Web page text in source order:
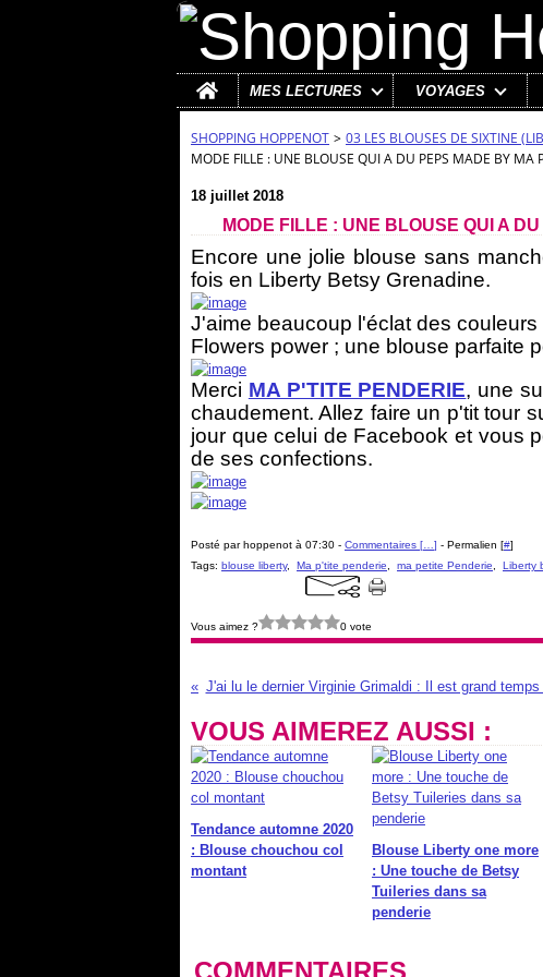
Home
MES LECTURES VOYAGES
SHOPPING HOPPENOT > 03 LES BLOUSES DE SIXTINE
MODE FILLE : UNE BLOUSE QUI A DU PEPS MADE BY MA
18 juillet 2018
MODE FILLE : UNE BLOUSE QUI A
Encore une jolie blouse sans
fois en Liberty Betsy Grenadine.
J'aime beaucoup l'éclat des
Flowers power ; une blouse parfaite
Merci MA P'TITE PENDERIE, une
chaudement. Allez faire un p'tit tour
jour que celui de Facebook et vous
de ses confections.
Posté par hoppenot à 07:30 - Commentaires [ ] - Permalien [#]
Tags: blouse liberty, Ma p'tite penderie ma petite Penderie Liberty
Vous aimez ? 0 vote
J'ai lu le dernier Virginie Grimaldi : Il est grand
VOUS AIMEREZ AUSSI :
Tendance automne 2020
: Blouse chouchou col
montant
Blouse Liberty one more
: Une touche de Betsy
Tuileries dans sa
penderie
COMMENTAIRES